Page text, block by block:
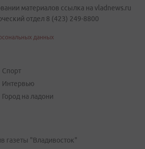
материалов ссылка на vladnews.ru
отдел 8 (423) 249-8800
данных
Спорт
Интервью
Город на ладони
газеты "Владивосток"